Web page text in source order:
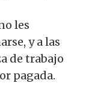
les
y a las
de trabajo
pagada.